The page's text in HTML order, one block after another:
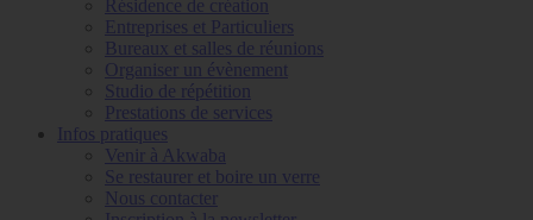
Résidence de création
Entreprises et Particuliers
Bureaux et salles de réunions
Organiser un évènement
Studio de répétition
Prestations de services
Infos pratiques
Venir à Akwaba
Se restaurer et boire un verre
Nous contacter